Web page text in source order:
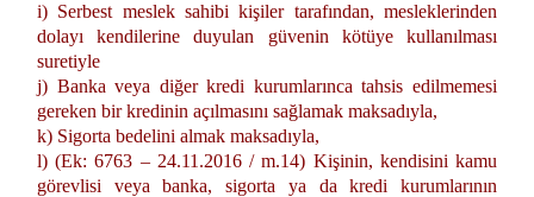
i) Serbest meslek sahibi kişiler tarafından, mesleklerinden
dolayı kendilerine duyulan güvenin kötüye kullanılması
suretiyle
j) Banka veya diğer kredi kurumlarınca tahsis edilmemesi
gereken bir kredinin açılmasını sağlamak maksadıyla,
k) Sigorta bedelini almak maksadıyla,
l) (Ek: 6763 – 24.11.2016 / m.14) Kişinin, kendisini kamu
görevlisi veya banka, sigorta ya da kredi kurumlarının